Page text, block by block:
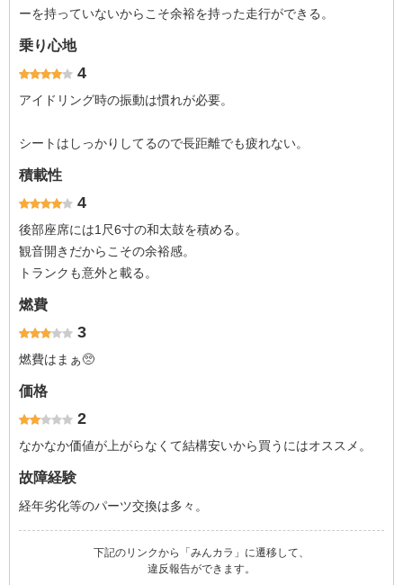
ーを持っていないからこそ余裕を持った走行ができる。
乗り心地
4
アイドリング時の振動は慣れが必要。
シートはしっかりしてるので長距離でも疲れない。
積載性
4
後部座席には1尺6寸の和太鼓を積める。
観音開きだからこその余裕感。
トランクも意外と載る。
燃費
3
燃費はまぁ🥺
価格
2
なかなか価値が上がらなくて結構安いから買うにはオススメ。
故障経験
経年劣化等のパーツ交換は多々。
下記のリンクから「みんカラ」に遷移して、
違反報告ができます。